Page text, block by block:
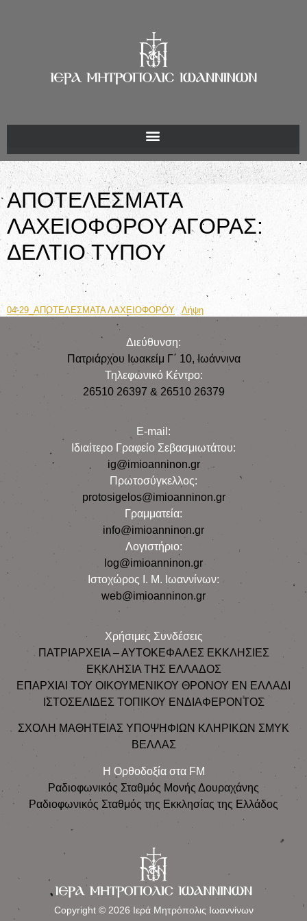
ΑΠΟΤΕΛΕΣΜΑΤΑ
ΛΑΧΕΙΟΦΟΡΟΥ ΑΓΟΡΑΣ:
ΔΕΛΤΙΟ ΤΥΠΟΥ
04-29_ΑΠΟΤΕΛΕΣΜΑΤΑ ΛΑΧΕΙΟΦΟΡΟΥ Λήψη
Διεύθυνση:
Πατριάρχου Ιωακείμ Γ΄ 10, Iωάννινα
Τηλεφωνικό Κέντρο:
26510 26397 & 26510 26379
E-mail:
Iδιαίτερο Γραφείο Σεβασμιωτάτου:
ig@imioanninon.gr
Πρωτοσύγκελλος:
protosigelos@imioanninon.gr
Γραμματεία:
info@imioanninon.gr
Λογιστήριο:
log@imioanninon.gr
Ιστοχώρος Ι. Μ. Ιωαννίνων:
web@imioanninon.gr
Χρήσιμες Συνδέσεις
ΠΑΤΡΙΑΡΧΕΙΑ – ΑΥΤΟΚΕΦΑΛΕΣ ΕΚΚΛΗΣΙΕΣ
ΕΚΚΛΗΣΙΑ ΤΗΣ ΕΛΛΑΔΟΣ
ΕΠΑΡΧΙΑΙ ΤΟΥ ΟΙΚΟΥΜΕΝΙΚΟΥ ΘΡΟΝΟΥ ΕΝ ΕΛΛΑΔΙ
ΙΣΤΟΣΕΛΙΔΕΣ ΤΟΠΙΚΟΥ ΕΝΔΙΑΦΕΡΟΝΤΟΣ
ΣΧΟΛΗ ΜΑΘΗΤΕΙΑΣ ΥΠΟΨΗΦΙΩΝ ΚΛΗΡΙΚΩΝ ΣΜΥΚ
ΒΕΛΛΑΣ
Η Ορθοδοξία στα FM
Ραδιοφωνικός Σταθμός Μονής Δουραχάνης
Ραδιοφωνικός Σταθμός της Εκκλησίας της Ελλάδος
Copyright © 2026 Ιερά Μητρόπολις Ιωαννίνων